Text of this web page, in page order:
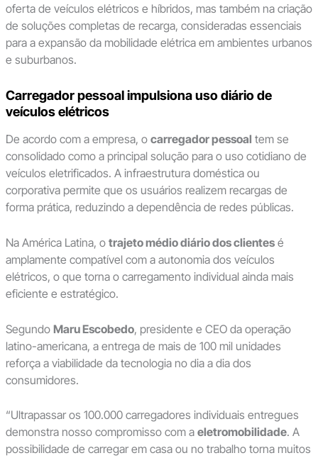
oferta de veículos elétricos e híbridos, mas também na criação
de soluções completas de recarga, consideradas essenciais
para a expansão da mobilidade elétrica em ambientes urbanos
e suburbanos.
Carregador pessoal impulsiona uso diário de
veículos elétricos
De acordo com a empresa, o carregador pessoal tem se
consolidado como a principal solução para o uso cotidiano de
veículos eletrificados. A infraestrutura doméstica ou
corporativa permite que os usuários realizem recargas de
forma prática, reduzindo a dependência de redes públicas.
Na América Latina, o trajeto médio diário dos clientesé
amplamente compatível com a autonomia dos veículos
elétricos, o que torna o carregamento individual ainda mais
eficiente e estratégico.
Segundo Maru Escobedo, presidente e CEO da operação
latino-americana, a entrega de mais de 100 mil unidades
reforça a viabilidade da tecnologia no dia a dia dos
consumidores.
“Ultrapassar os 100.000 carregadores individuais entregues
demonstra nosso compromisso com a eletromobilidade. A
possibilidade de carregar em casa ou no trabalho torna muitos